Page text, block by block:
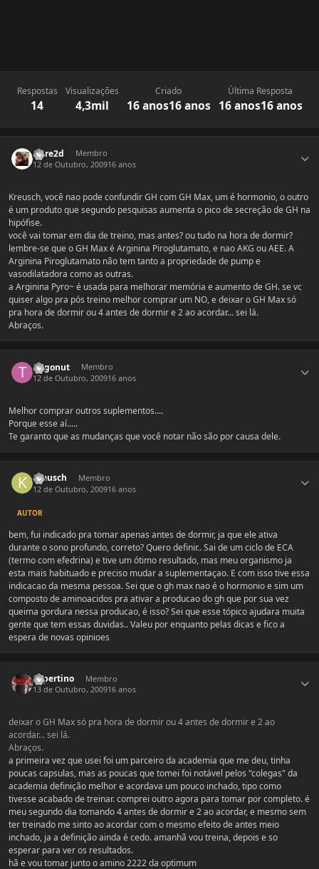
Respostas
14
Visualizações
4,3mil
Criado
16 anos16 anos
Última Resposta
16 anos16 anos
zaire2d
Membro
12 de Outubro, 200916 anos
Kreusch, você nao pode confundir GH com GH Max, um é hormonio, o outro
é um produto que segundo pesquisas aumenta o pico de secreção de GH na
hipófise.
você vai tomar em dia de treino, mas antes? ou tudo na hora de dormir?
lembre-se que o GH Max é Arginina Piroglutamato, e nao AKG ou AEE. A
Arginina Piroglutamato não tem tanto a propriedade de pump e
vasodilatadora como as outras.
a Arginina Pyro~ é usada para melhorar memória e aumento de GH. se vc
quiser algo pra pós treino melhor comprar um NO, e deixar o GH Max só
pra hora de dormir ou 4 antes de dormir e 2 ao acordar... sei lá.
Abraços.
tiagonut
Membro
12 de Outubro, 200916 anos
Melhor comprar outros suplementos....
Porque esse aí.....
Te garanto que as mudanças que você notar não são por causa dele.
Kreusch
Membro
12 de Outubro, 200916 anos
AUTOR
bem, fui indicado pra tomar apenas antes de dormir, ja que ele ativa
durante o sono profundo, correto? Quero definir.. Sai de um ciclo de ECA
(termo com efedrina) e tive um ótimo resultado, mas meu organismo ja
esta mais habituado e preciso mudar a suplementaçao. E com isso tive essa
indicacao da mesma pessoa. Sei que o gh max nao é o hormonio e sim um
composto de aminoacidos pra ativar a producao do gh que por sua vez
queima gordura nessa producao, é isso? Sei que esse tópico ajudara muita
gente que tem essas duvidas.. Valeu por enquanto pelas dicas e fico a
espera de novas opinioes
cupertino
Membro
13 de Outubro, 200916 anos
deixar o GH Max só pra hora de dormir ou 4 antes de dormir e 2 ao
acordar... sei lá.
Abraços.
a primeira vez que usei foi um parceiro da academia que me deu, tinha
poucas capsulas, mas as poucas que tomei foi notável pelos "colegas" da
academia definição melhor e acordava um pouco inchado, tipo como
tivesse acabado de treinar. comprei outro agora para tomar por completo. é
meu segundo dia tomando 4 antes de dormir e 2 ao acordar, e mesmo sem
ter treinado me sinto ao acordar com o mesmo efeito de antes meio
inchado, ja a definição ainda é cedo. amanhã vou treina, depois e so
esperar para ver os resultados.
hã e vou tomar junto o amino 2222 da optimum